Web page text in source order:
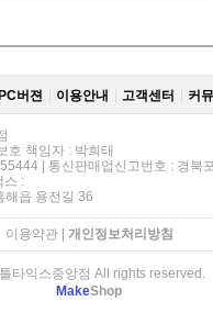
버젼 이용안내 고객센터 커
호 책임자 : 박희태
| 통신판매업신고번호 : 경북
스 :
해읍 용전길 36
이용약관| 개인정보처리방침
타익스중앙점 All rights reserved.
MakeShop